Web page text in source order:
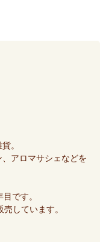
。
アロマサシェなどを
です。
しています。